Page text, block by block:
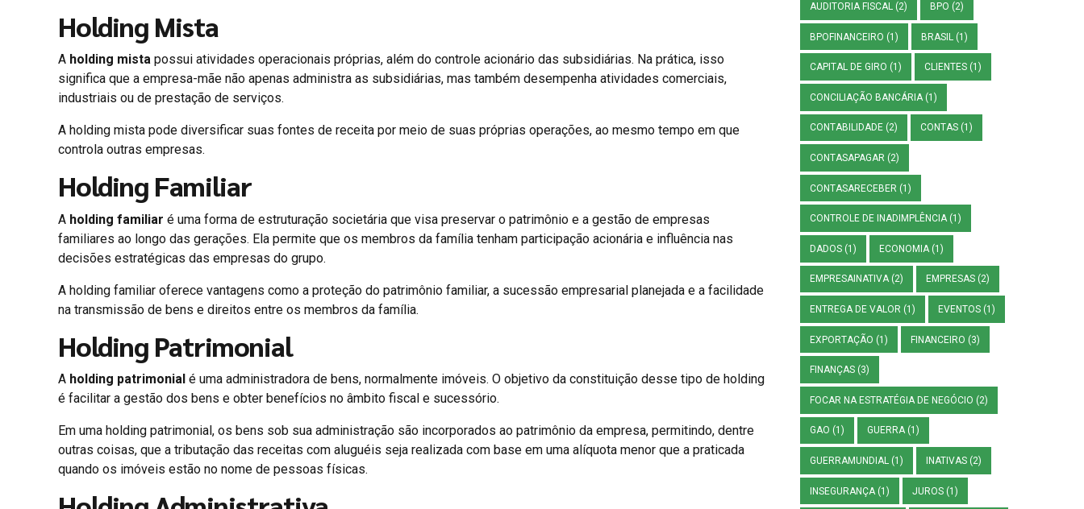
Holding Mista
A holding mista possui atividades operacionais próprias, além do controle acionário das subsidiárias. Na prática, isso
significa que a empresa-mãe não apenas administra as subsidiárias, mas também desempenha atividades comerciais,
industriais ou de prestação de serviços.
A holding mista pode diversificar suas fontes de receita por meio de suas próprias operações, ao mesmo tempo em que
controla outras empresas.
Holding Familiar
A holding familiar é uma forma de estruturação societária que visa preservar o patrimônio e a gestão de empresas
familiares ao longo das gerações. Ela permite que os membros da família tenham participação acionária e influência nas
decisões estratégicas das empresas do grupo.
A holding familiar oferece vantagens como a proteção do patrimônio familiar, a sucessão empresarial planejada e a facilidade
na transmissão de bens e direitos entre os membros da família.
Holding Patrimonial
A holding patrimonial é uma administradora de bens, normalmente imóveis. O objetivo da constituição desse tipo de holding
é facilitar a gestão dos bens e obter benefícios no âmbito fiscal e sucessório.
Em uma holding patrimonial, os bens sob sua administração são incorporados ao patrimônio da empresa, permitindo, dentre
outras coisas, que a tributação das receitas com aluguéis seja realizada com base em uma alíquota menor que a praticada
quando os imóveis estão no nome de pessoas físicas.
AUDITORIA FISCAL (2) BPO (2)
BPOFINANCEIRO (1) BRASIL (1)
CAPITAL DE GIRO (1) CLIENTES (1)
CONCILIAÇÃO BANCÁRIA(1)
CONTABILIDADE (2) CONTAS (1)
CONTASAPAGAR (2)
CONTASARECEBER (1)
CONTROLE DE INADIMPLÊNCIA(1)
DADOS (1) ECONOMIA (1)
EMPRESAINATIVA(2) EMPRESAS (2)
ENTREGA DE VALOR (1) EVENTOS (1)
EXPORTAÇÃO (1) FINANCEIRO (3)
FINANÇAS (3)
FOCAR NA ESTRATÉGIA DE NEGÓCIO (2)
GAO (1) GUERRA(1)
GUERRAMUNDIAL (1) INATIVAS (2)
INSEGURANÇA (1) JUROS (1)